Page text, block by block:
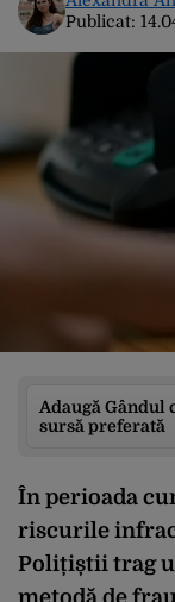
Publicat:
Adaugă Gândul
sursă preferată
În perioada
riscurile
Polițiștii trag
metodă de